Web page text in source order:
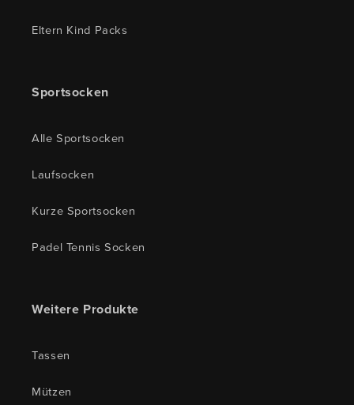
Eltern Kind Packs
Sportsocken
Alle Sportsocken
Laufsocken
Kurze Sportsocken
Padel Tennis Socken
Weitere Produkte
Tassen
Mützen